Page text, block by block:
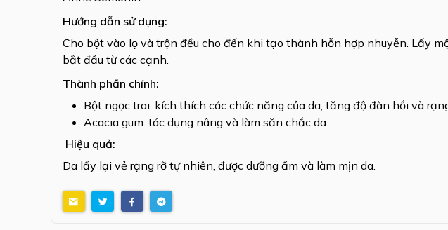
Hướng dẫn sử dụng:
Cho bột vào lọ và trộn đều cho đến khi tạo thành hỗn hợp nhuyễn. Lấy
bắt đầu từ các cạnh.
Thành phần chính:
Bột ngọc trai: kích thích các chức năng của da, tăng độ đàn hồi và
Acacia gum: tác dụng nâng và làm săn chắc da.
Hiệu quả:
Da lấy lại vẻ rạng rỡ tự nhiên, được dưỡng ẩm và làm mịn da.